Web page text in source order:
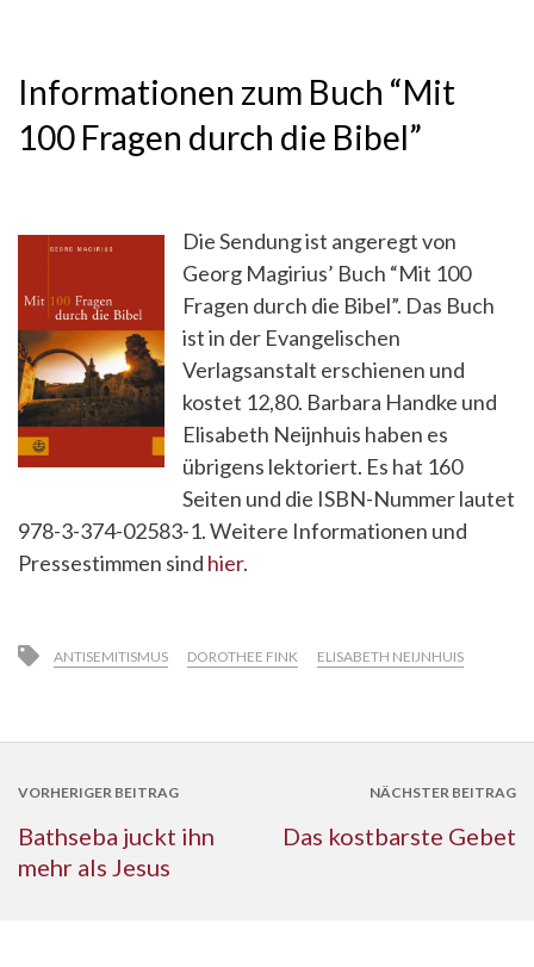
Informationen zum Buch “Mit
100 Fragen durch die Bibel”
Die Sendung ist angeregt von
Georg Magirius’ Buch “Mit 100
Fragen durch die Bibel”. Das Buch
ist in der Evangelischen
Verlagsanstalt erschienen und
kostet 12,80. Barbara Handke und
Elisabeth Neijnhuis haben es
übrigens lektoriert. Es hat 160
Seiten und die ISBN-Nummer lautet
978-3-374-02583-1. Weitere Informationen und
Pressestimmen sind hier.
ANTISEMITISMUS DOROTHEE FINK ELISABETH NEIJNHUIS
VORHERIGER BEITRAG
Bathseba juckt ihn
mehr als Jesus
NÄCHSTER BEITRAG
Das kostbarste Gebet